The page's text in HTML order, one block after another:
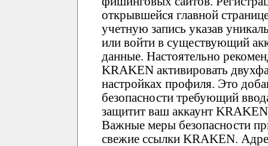
открывшейся главной
учетную запись указав
или войти в существующий
данные. Настоятельно
KRAKEN активировать
настройках профиля. Это
безопасности требующий
защитит ваш аккаунт
Важные меры безопасности
свежие ссылки KRAKEN.